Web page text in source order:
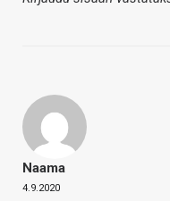
Naama
4.9.2020